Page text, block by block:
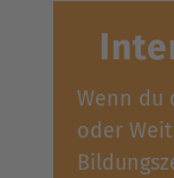
Wenn du
oder